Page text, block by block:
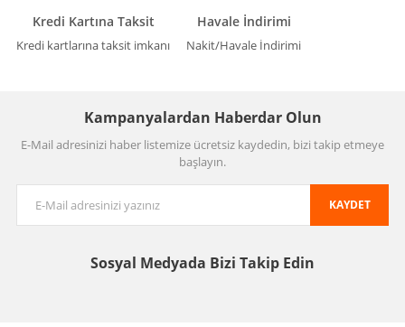
Kredi Kartına Taksit
Kredi kartlarına taksit imkanı
Havale İndirimi
Nakit/Havale İndirimi
Kampanyalardan Haberdar Olun
E-Mail adresinizi haber listemize ücretsiz kaydedin, bizi takip etmeye
başlayın.
KAYDET
Sosyal Medyada Bizi Takip Edin